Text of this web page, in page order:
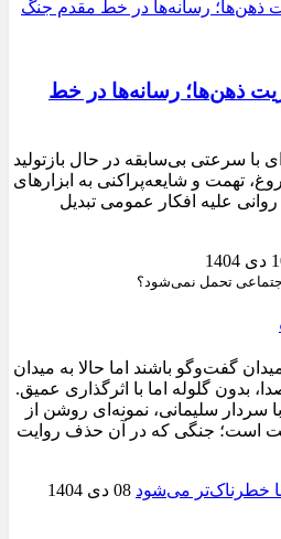
ذهن‌ها؛ رسانه‌ها در خط
سرعتی بی‌سابقه در حال بازتولید
تهمت و شایعه‌پراکنی به ابزارهای
علیه افکار عمومی تبدیل
تحمل نمی‌شود؟
گفت‌وگو باشند اما حالا به میدان
بدون گلوله اما با اثرگذاری عمیق.
سلیمانی، نمونه‌ای روشن از
است؛ جنگی که در آن حذف روایت
08 دی 1404